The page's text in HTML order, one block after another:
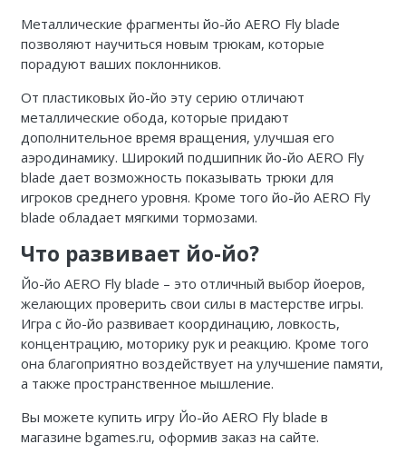
Металлические фрагменты йо-йо AERO Fly blade
позволяют научиться новым трюкам, которые
порадуют ваших поклонников.
От пластиковых йо-йо эту серию отличают
металлические обода, которые придают
дополнительное время вращения, улучшая его
аэродинамику. Широкий подшипник йо-йо AERO Fly
blade дает возможность показывать трюки для
игроков среднего уровня. Кроме того йо-йо AERO Fly
blade обладает мягкими тормозами.
Что развивает йо-йо?
Йо-йо AERO Fly blade – это отличный выбор йоеров,
желающих проверить свои силы в мастерстве игры.
Игра с йо-йо развивает координацию, ловкость,
концентрацию, моторику рук и реакцию. Кроме того
она благоприятно воздействует на улучшение памяти,
а также пространственное мышление.
Вы можете купить игру Йо-йо AERO Fly blade в
магазине bgames.ru, оформив заказ на сайте.